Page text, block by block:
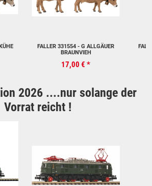
FALLER 331554 - G ALLGÄUER
BRAUNVIEH
17,00 € *
2026 ....nur solange der
Vorrat reicht !